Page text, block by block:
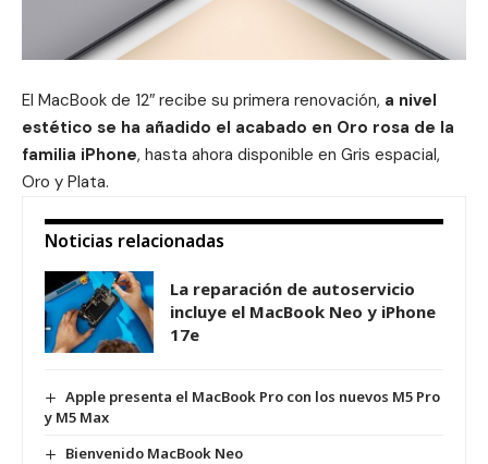
El MacBook de 12″ recibe su primera renovación, a nivel
estético se ha añadido el acabado en Oro rosa de la
familia iPhone, hasta ahora disponible en Gris espacial,
Oro y Plata.
Noticias relacionadas
La reparación de autoservicio
incluye el MacBook Neo y iPhone
17e
Apple presenta el MacBook Pro con los nuevos M5 Pro
y M5 Max
Bienvenido MacBook Neo